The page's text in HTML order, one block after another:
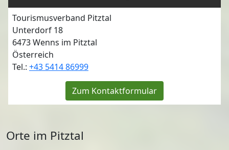
Tourismusverband Pitztal
Unterdorf 18
6473Wenns im Pitztal
Österreich
Tel.: +43 5414 86999
Zum Kontaktformular
Orte im Pitztal